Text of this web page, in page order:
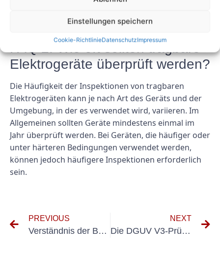
Einstellungen speichern
Cookie-RichtlinieDatenschutzImpressum
umgehend behoben werden.
FAQ 2: Wie oft sollten tragbare
Elektrogeräte überprüft werden?
Die Häufigkeit der Inspektionen von tragbaren
Elektrogeräten kann je nach Art des Geräts und der
Umgebung, in der es verwendet wird, variieren. Im
Allgemeinen sollten Geräte mindestens einmal im
Jahr überprüft werden. Bei Geräten, die häufiger oder
unter härteren Bedingungen verwendet werden,
können jedoch häufigere Inspektionen erforderlich
sein.
PREVIOUS
Verständnis der Bedeutung der Erstprüfung nach VDE 0100 Teil 600
NEXT
Die DGUV V3-Prüfung für 400-V-Systeme verstehen: Was Sie wissen müssen